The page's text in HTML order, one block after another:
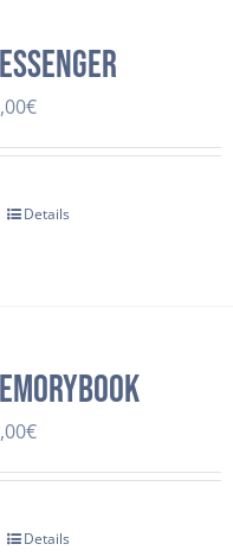
€
Details
€
Details